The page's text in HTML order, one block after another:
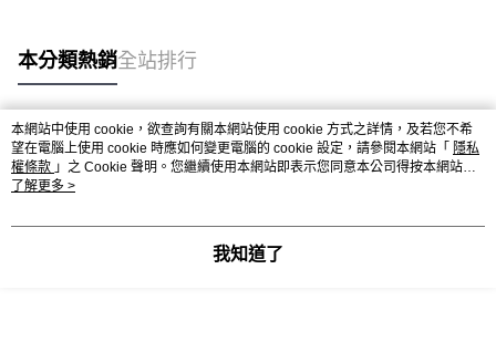
本分類熱銷全站排行
熱門標籤
本網站中使用 cookie，欲查詢有關本網站使用 cookie 方式之詳情，及若您不希
望在電腦上使用 cookie 時應如何變更電腦的 cookie 設定，請參閱本網站「 隱私
權條款 」之 Cookie 聲明。您繼續使用本網站即表示您同意本公司得按本網站使
用條款之 Cookie 聲明使用 cookie。
了解更多 >
我知道了